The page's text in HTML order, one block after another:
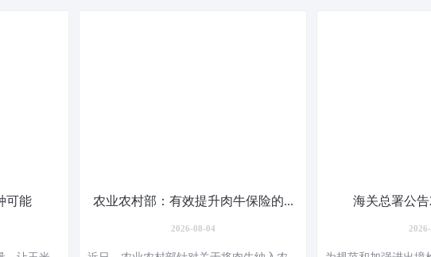
可能 农业农村部：有效提升肉牛保险的...
2026-08-04
海关总署公告